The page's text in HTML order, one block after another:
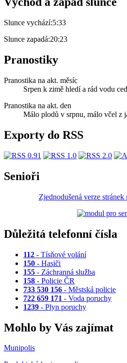
Slunce vychází:5:33
Slunce zapadá:20:23
Pranostiky
Pranostika na akt. měsíc
Srpen k zimě hledí a rád vodu
Pranostika na akt. den
Málo plodů v srpnu, málo včel z
Exporty do RSS
Senioři
Zjednodušená verze
Důležitá telefonní čísla
112 - Tísňové volání
150 - Hasiči
155 - Záchranná služba
158 - Policie ČR
733 530 156 - Městská policie
722 659 171 - Voda poruchy
1239 - Plyn poruchy
Mohlo by Vás zajímat
Munipolis